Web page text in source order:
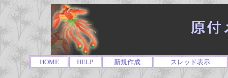
HOME HELP 新規作成 スレッド表示